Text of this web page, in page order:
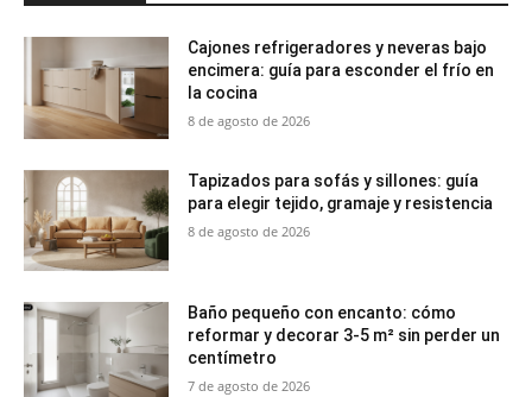
Cajones refrigeradores y neveras bajo
encimera: guía para esconder el frío en
la cocina
8 de agosto de 2026
Tapizados para sofás y sillones: guía
para elegir tejido, gramaje y resistencia
8 de agosto de 2026
Baño pequeño con encanto: cómo
reformar y decorar 3-5 m² sin perder un
centímetro
7 de agosto de 2026